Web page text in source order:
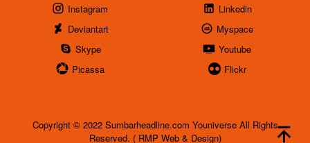
Instagram
Linkedin
Deviantart
Myspace
Skype
Youtube
Picassa
Flickr
Copyright © 2022 Sumbarheadline.com Youniverse All Rights
Reserved. ( RMP Web & Design)